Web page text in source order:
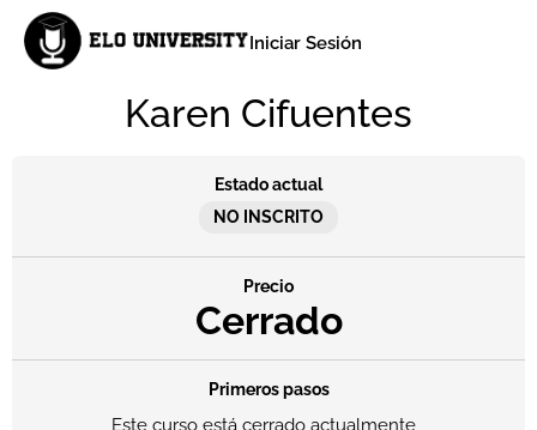
Iniciar Sesión
Karen Cifuentes
Estado actual
NO INSCRITO
Precio
Cerrado
Primeros pasos
Este curso está cerrado actualmente